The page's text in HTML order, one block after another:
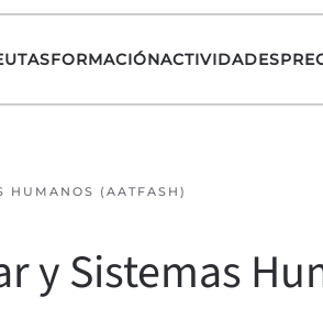
FORMACIÓNACTIVIDADES
HUMANOS (AATFASH)
y Sistemas